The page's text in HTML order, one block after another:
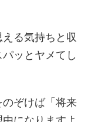
る気持ちと収
ッとヤメてし
ぞけば「将来